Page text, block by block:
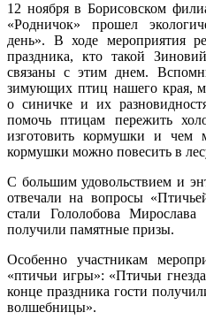
12 ноября в Борисовском
«Родничок» прошел
день». В ходе мероприятия
праздника, кто такой
связаны с этим днем.
зимующих птиц нашего края,
о синичке и их
помочь птицам пережить
изготовить кормушки и чем
кормушки можно повесить в
С большим удовольствием и
отвечали на вопросы
стали Гололобова
получили памятные призы.
Особенно участникам
«птичьи игры»: «Птичьи
конце праздника гости
волшебницы».